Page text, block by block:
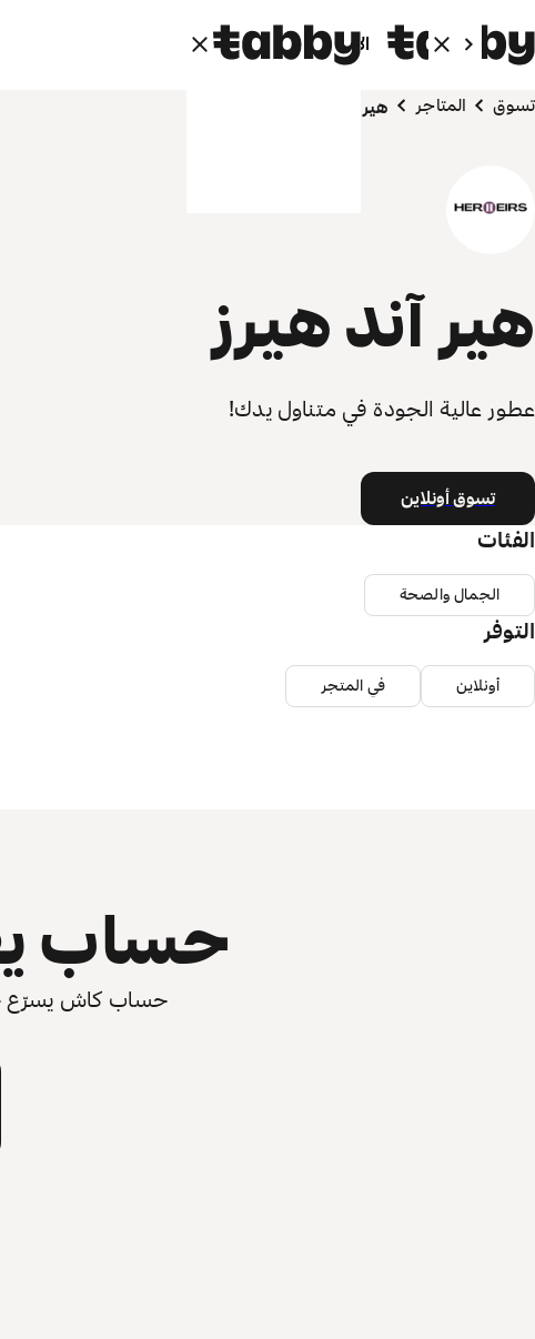
الأفراد الشركاء
تسوق المتاجر هير آند هيرز
هير آند هيرز
عطور عالية الجودة في متناول يدك!
تسوق أونلاين
الفئات
الجمال والصحة
التوفر
أونلاين في المتجر
حساب
حساب كاش يسرّع